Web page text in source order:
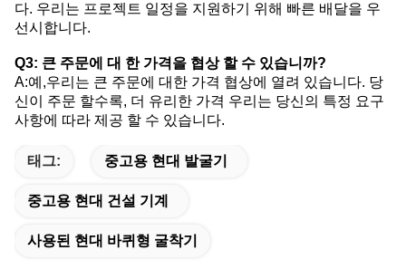
다. 우리는 프로젝트 일정을 지원하기 위해 빠른 배달을 우
선시합니다.
Q3: 큰 주문에 대 한 가격을 협상 할 수 있습니까?
A:예,우리는 큰 주문에 대한 가격 협상에 열려 있습니다. 당
신이 주문 할수록, 더 유리한 가격 우리는 당신의 특정 요구
사항에 따라 제공 할 수 있습니다.
태그: 중고용 현대 발굴기
중고용 현대 건설 기계
사용된 현대 바퀴형 굴착기